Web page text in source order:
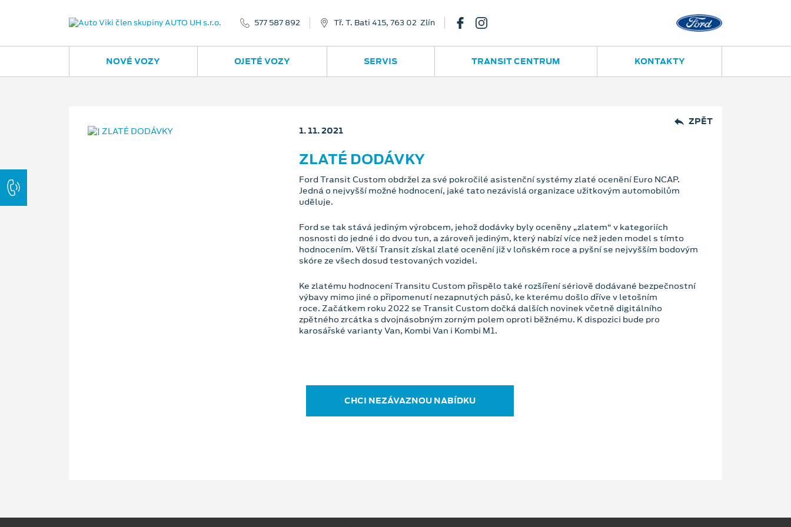
577 587 892 Tř. T. Bati 415, 763 02 Zlín
NOVÉ VOZY OJETÉ VOZY SERVIS TRANSIT CENTRUM KONTAKTY
ZPĚT
1. 11. 2021
ZLATÉ DODÁVKY
Ford Transit Custom obdržel za své pokročilé asistenční systémy zlaté ocenění Euro NCAP.
Jedná o nejvyšší možné hodnocení, jaké tato nezávislá organizace užitkovým automobilům
uděluje.
Ford se tak stává jediným výrobcem, jehož dodávky byly oceněny „zlatem“ v kategoriích
nosnosti do jedné i do dvou tun, a zároveň jediným, který nabízí více než jeden model s tímto
hodnocením. Větší Transit získal zlaté ocenění již v loňském roce a pyšní se nejvyšším bodovým
skóre ze všech dosud testovaných vozidel.
Ke zlatému hodnocení Transitu Custom přispělo také rozšíření sériově dodávané bezpečnostní
výbavy mimo jiné o připomenutí nezapnutých pásů, ke kterému došlo dříve v letošním
roce. Začátkem roku 2022 se Transit Custom dočká dalších novinek včetně digitálního
zpětného zrcátka s dvojnásobným zorným polem oproti běžnému. K dispozici bude pro
karosářské varianty Van, Kombi Van i Kombi M1.
CHCI NEZÁVAZNOU NABÍDKU